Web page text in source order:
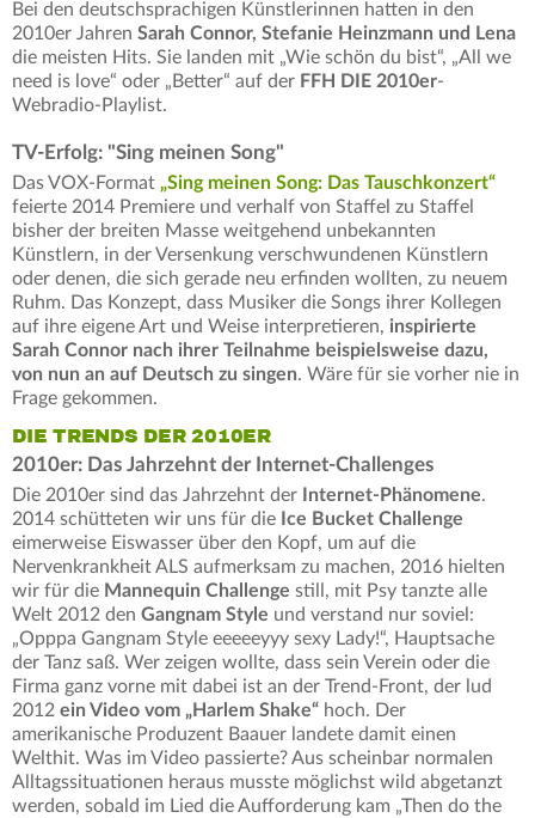
Bei den deutschsprachigen Künstlerinnen hatten in den
2010er Jahren Sarah Connor, Stefanie Heinzmann und Lena
die meisten Hits. Sie landen mit „Wie schön du bist“, „All we
need is love“ oder „Better“ auf der FFH DIE 2010er-
Webradio-Playlist.
TV-Erfolg: "Sing meinen Song"
Das VOX-Format „Sing meinen Song: Das Tauschkonzert“
feierte 2014 Premiere und verhalf von Staffel zu Staffel
bisher der breiten Masse weitgehend unbekannten
Künstlern, in der Versenkung verschwundenen Künstlern
oder denen, die sich gerade neu erfinden wollten, zu neuem
Ruhm. Das Konzept, dass Musiker die Songs ihrer Kollegen
auf ihre eigene Art und Weise interpretieren, inspirierte
Sarah Connor nach ihrer Teilnahme beispielsweise dazu,
von nun an auf Deutsch zu singen. Wäre für sie vorher nie in
Frage gekommen.
DIE TRENDS DER 2010ER
2010er: Das Jahrzehnt der Internet-Challenges
Die 2010er sind das Jahrzehnt der Internet-Phänomene.
2014 schütteten wir uns für die Ice Bucket Challenge
eimerweise Eiswasser über den Kopf, um auf die
Nervenkrankheit ALS aufmerksam zu machen, 2016 hielten
wir für die Mannequin Challenge still, mit Psy tanzte alle
Welt 2012 den Gangnam Style und verstand nur soviel:
„Opppa Gangnam Style eeeeeyyy sexy Lady!“, Hauptsache
der Tanz saß. Wer zeigen wollte, dass sein Verein oder die
Firma ganz vorne mit dabei ist an der Trend-Front, der lud
2012 ein Video vom „Harlem Shake“ hoch. Der
amerikanische Produzent Baauer landete damit einen
Welthit. Was im Video passierte? Aus scheinbar normalen
Alltagssituationen heraus musste möglichst wild abgetanzt
werden, sobald im Lied die Aufforderung kam „Then do the